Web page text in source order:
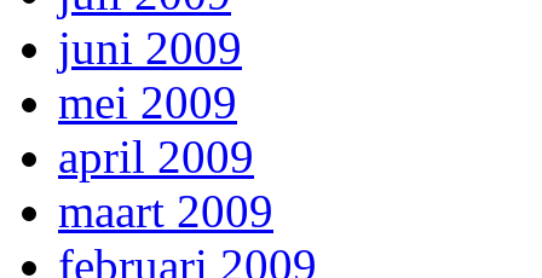
juni 2009
mei 2009
april 2009
maart 2009
februari 2009